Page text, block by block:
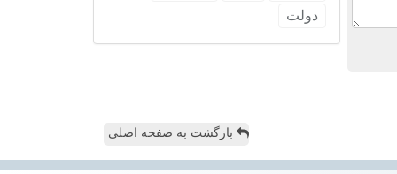
دولت
بازگشت به صفحه اصلی